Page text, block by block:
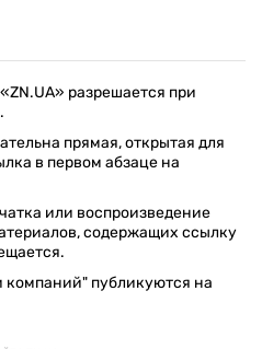
разрешается при
прямая, открытая для
в первом абзаце на
или воспроизведение
содержащих ссылку
компаний" публикуются на